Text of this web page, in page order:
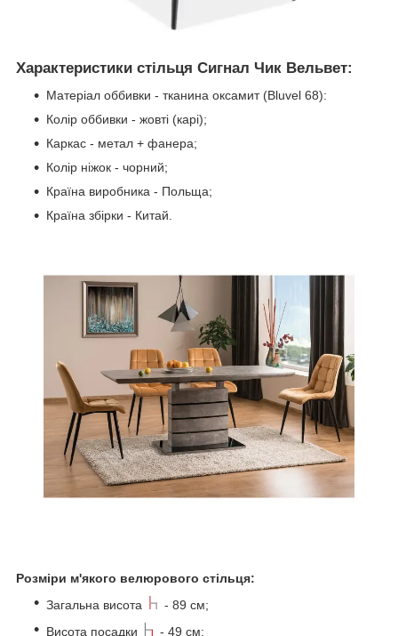
Характеристики стільця Сигнал Чик Вельвет:
Матеріал оббивки - тканина оксамит (Bluvel 68):
Колір оббивки - жовті (карі);
Каркас - метал + фанера;
Колір ніжок - чорний;
Країна виробника - Польща;
Країна збірки - Китай.
Розміри м'якого велюрового стільця:
Загальна висота
- 89 см;
Висота посадки
- 49 см;